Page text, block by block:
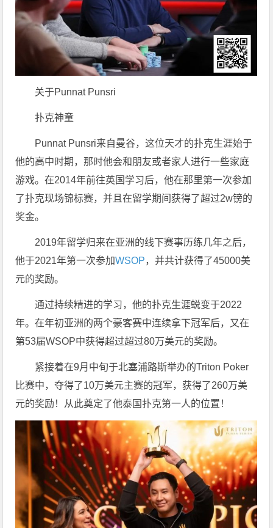
关于Punnat Punsri
扑克神童
Punnat Punsri来自曼谷，这位天才的扑克生涯始于
他的高中时期，那时他会和朋友或者家人进行一些家庭
游戏。在2014年前往英国学习后，他在那里第一次参加
了扑克现场锦标赛，并且在留学期间获得了超过2w镑的
奖金。
2019年留学归来在亚洲的线下赛事历练几年之后，
他于2021年第一次参加WSOP，并共计获得了45000美
元的奖励。
通过持续精进的学习，他的扑克生涯蜕变于2022
年。在年初亚洲的两个豪客赛中连续拿下冠军后，又在
第53届WSOP中获得超过超过80万美元的奖励。
紧接着在9月中旬于北塞浦路斯举办的Triton Poker
比赛中，夺得了10万美元主赛的冠军，获得了260万美
元的奖励！从此奠定了他泰国扑克第一人的位置！